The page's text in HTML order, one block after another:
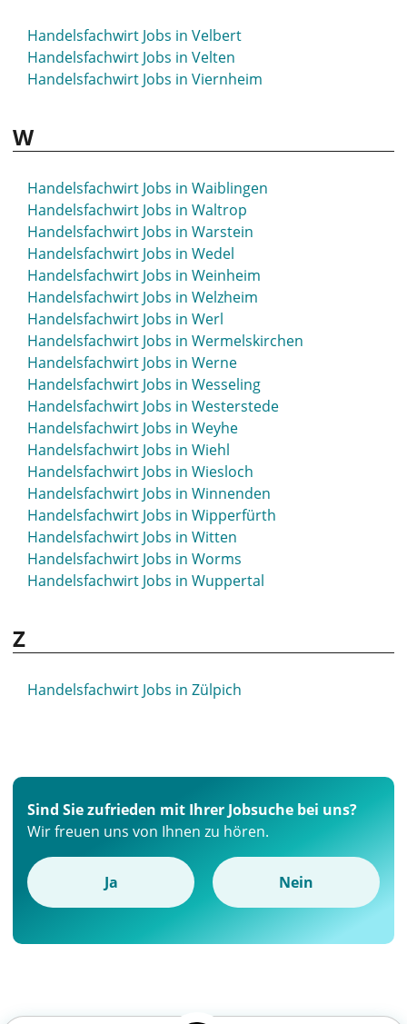
Handelsfachwirt Jobs in Velbert
Handelsfachwirt Jobs in Velten
Handelsfachwirt Jobs in Viernheim
W
Handelsfachwirt Jobs in Waiblingen
Handelsfachwirt Jobs in Waltrop
Handelsfachwirt Jobs in Warstein
Handelsfachwirt Jobs in Wedel
Handelsfachwirt Jobs in Weinheim
Handelsfachwirt Jobs in Welzheim
Handelsfachwirt Jobs in Werl
Handelsfachwirt Jobs in Wermelskirchen
Handelsfachwirt Jobs in Werne
Handelsfachwirt Jobs in Wesseling
Handelsfachwirt Jobs in Westerstede
Handelsfachwirt Jobs in Weyhe
Handelsfachwirt Jobs in Wiehl
Handelsfachwirt Jobs in Wiesloch
Handelsfachwirt Jobs in Winnenden
Handelsfachwirt Jobs in Wipperfürth
Handelsfachwirt Jobs in Witten
Handelsfachwirt Jobs in Worms
Handelsfachwirt Jobs in Wuppertal
Z
Handelsfachwirt Jobs in Zülpich
Sind Sie zufrieden mit Ihrer Jobsuche bei uns?
Wir freuen uns von Ihnen zu hören.
Ja Nein